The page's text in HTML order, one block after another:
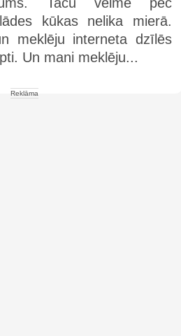
kūkas nelika mierā.
meklēju interneta dzīlēs
Un mani meklēju...
Reklāma